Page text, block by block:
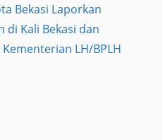
Bekasi Laporkan
di Kali Bekasi dan
LH/BPLH